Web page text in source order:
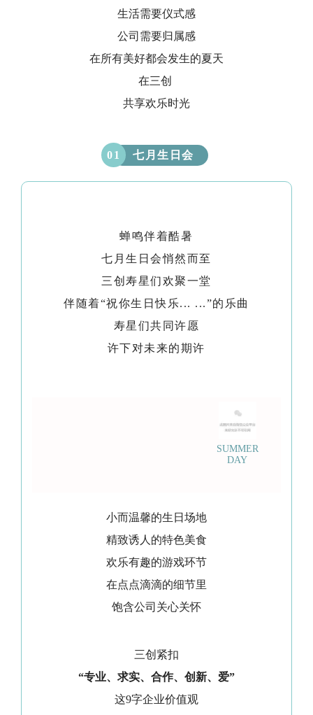
生活需要仪式感
公司需要归属感
在所有美好都会发生的夏天
在三创
共享欢乐时光
01 七月生日会
蝉鸣伴着酷暑
七月生日会悄然而至
三创寿星们欢聚一堂
伴随着“祝你生日快乐... ...”的乐曲
寿星们共同许愿
许下对未来的期许
SUMMER
DAY
小而温馨的生日场地
精致诱人的特色美食
欢乐有趣的游戏环节
在点点滴滴的细节里
饱含公司关心关怀
三创紧扣
“专业、求实、合作、创新、爱”
这9字企业价值观